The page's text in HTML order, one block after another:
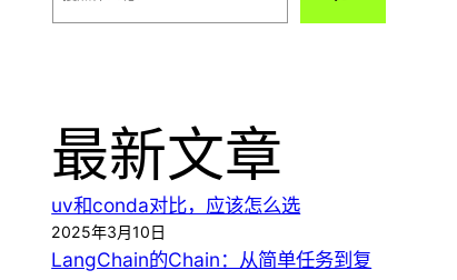
最新文章
uv和conda对比，应该怎么选
2025年3月10日
LangChain的Chain：从简单任务到复